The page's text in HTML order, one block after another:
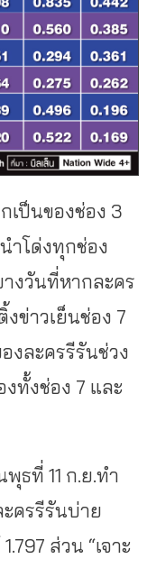
เป็นของช่อง 3
ำโด่งทุกช่อง
งวันที่หากละคร
ข่าวเย็นช่อง 7
งละครรีรันช่วง
ทั้งช่อง 7 และ
พุธที่ 11 ก.ย.ทำ
ะครรีรันบ่าย
ส่วน “เจาะ